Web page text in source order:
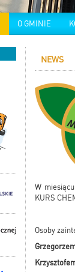
O GMINIE
NEWS
W
KURS
Osoby